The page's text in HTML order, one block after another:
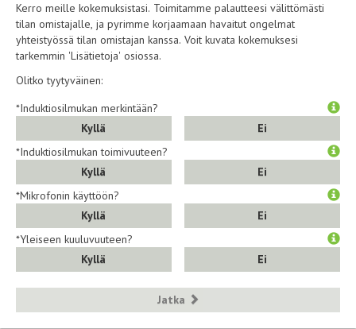
Kerro meille kokemuksistasi. Toimitamme palautteesi välittömästi
tilan omistajalle, ja pyrimme korjaamaan havaitut ongelmat
yhteistyössä tilan omistajan kanssa. Voit kuvata kokemuksesi
tarkemmin 'Lisätietoja' osiossa.
Olitko tyytyväinen:
*Induktiosilmukan merkintään?
Kyllä
Ei
*Induktiosilmukan toimivuuteen?
Kyllä
Ei
*Mikrofonin käyttöön?
Kyllä
Ei
*Yleiseen kuuluvuuteen?
Kyllä
Ei
Jatka